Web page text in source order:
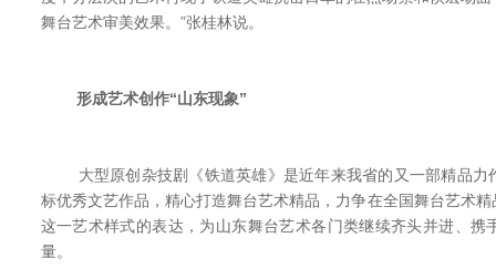
舞台艺术审美效果。”张桂林说。
形成艺术创作“山东现象”
大型原创杂技剧《铁道英雄》是近年来我省的又一部精品力
标优秀文艺作品，精心打造舞台艺术精品，力争在全国舞台艺术
这一艺术样式的表达，为山东舞台艺术各门类继续齐头并进、携
量。